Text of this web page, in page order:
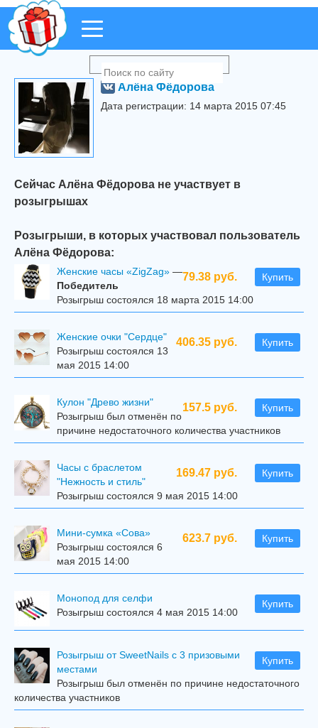
Алёна Фёдорова
Дата регистрации: 14 марта 2015 07:45
Сейчас Алёна Фёдорова не участвует в
розыгрышах
Розыгрыши, в которых участвовал пользователь
Алёна Фёдорова:
79.38 руб. Купить
Женские часы «ZigZag» —
Победитель
Розыгрыш состоялся 18 марта 2015 14:00
406.35 руб. Купить
Женские очки "Сердце"
Розыгрыш состоялся 13
мая 2015 14:00
157.5 руб. Купить
Кулон "Древо жизни"
Розыгрыш был отменён по
причине недостаточного количества участников
169.47 руб. Купить
Часы с браслетом
"Нежность и стиль"
Розыгрыш состоялся 9 мая 2015 14:00
623.7 руб. Купить
Мини-сумка «Сова»
Розыгрыш состоялся 6
мая 2015 14:00
Купить
Mонопод для селфи
Розыгрыш состоялся 4 мая 2015 14:00
Купить
Розыгрыш от SweetNails с 3 призовыми
местами
Розыгрыш был отменён по причине недостаточного
количества участников